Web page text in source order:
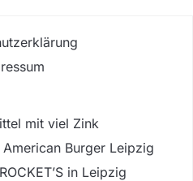
mit viel Zink
Burger Leipzig
in Leipzig